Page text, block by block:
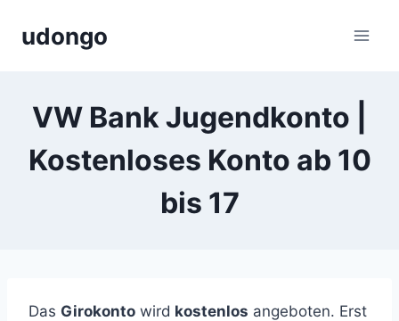
Inhaltudongo
VW Bank Jugendkonto |
Kostenloses Konto ab 10
bis 17
Das Girokonto wird kostenlos angeboten. Erst